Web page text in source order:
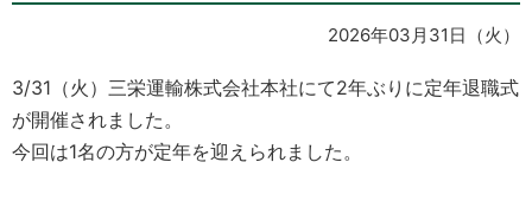
2026年03月31日（火）
3/31（火）三栄運輸株式会社本社にて2年ぶりに定年退職式
が開催されました。
今回は1名の方が定年を迎えられました。